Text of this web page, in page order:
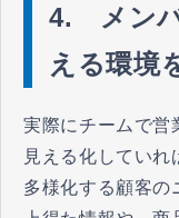
4. メンバ
える環境
実際にチームで営
見える化していれ
多様化する顧客の